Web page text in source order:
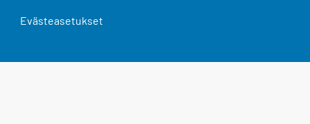
Evästeasetukset